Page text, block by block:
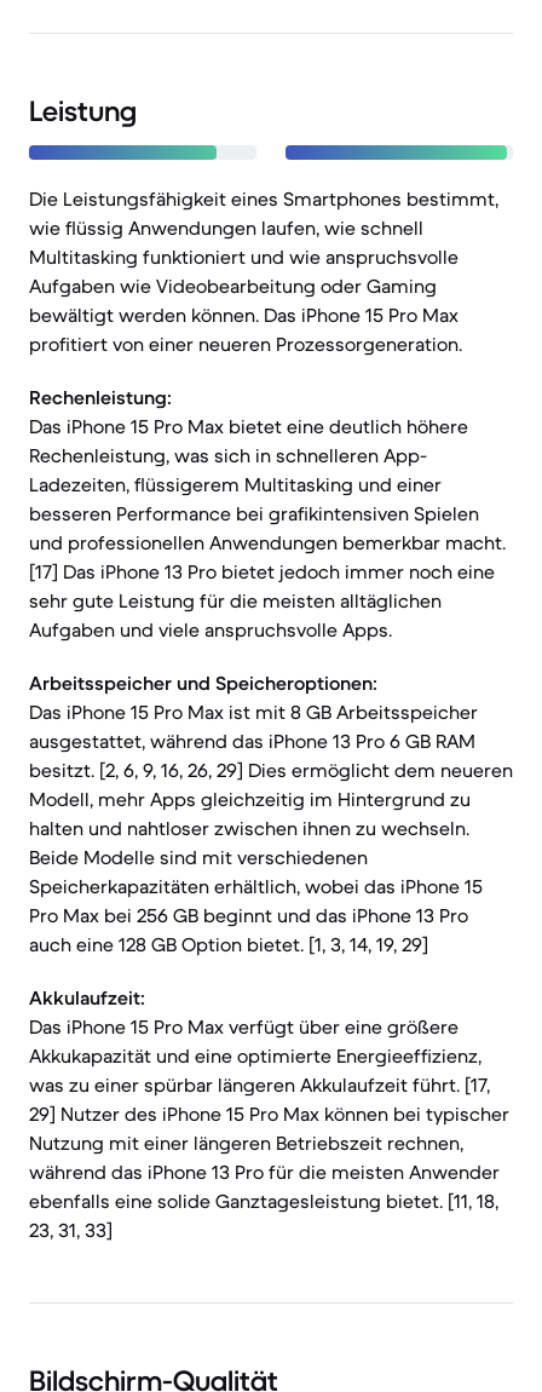
Leistung
Die Leistungsfähigkeit eines Smartphones bestimmt,
wie flüssig Anwendungen laufen, wie schnell
Multitasking funktioniert und wie anspruchsvolle
Aufgaben wie Videobearbeitung oder Gaming
bewältigt werden können. Das iPhone 15 Pro Max
profitiert von einer neueren Prozessorgeneration.
Rechenleistung:
Das iPhone 15 Pro Max bietet eine deutlich höhere
Rechenleistung, was sich in schnelleren App-
Ladezeiten, flüssigerem Multitasking und einer
besseren Performance bei grafikintensiven Spielen
und professionellen Anwendungen bemerkbar macht.
[17] Das iPhone 13 Pro bietet jedoch immer noch eine
sehr gute Leistung für die meisten alltäglichen
Aufgaben und viele anspruchsvolle Apps.
Arbeitsspeicher und Speicheroptionen:
Das iPhone 15 Pro Max ist mit 8 GB Arbeitsspeicher
ausgestattet, während das iPhone 13 Pro 6 GB RAM
besitzt. [2, 6, 9, 16, 26, 29] Dies ermöglicht dem neueren
Modell, mehr Apps gleichzeitig im Hintergrund zu
halten und nahtloser zwischen ihnen zu wechseln.
Beide Modelle sind mit verschiedenen
Speicherkapazitäten erhältlich, wobei das iPhone 15
Pro Max bei 256 GB beginnt und das iPhone 13 Pro
auch eine 128 GB Option bietet. [1, 3, 14, 19, 29]
Akkulaufzeit:
Das iPhone 15 Pro Max verfügt über eine größere
Akkukapazität und eine optimierte Energieeffizienz,
was zu einer spürbar längeren Akkulaufzeit führt. [17,
29] Nutzer des iPhone 15 Pro Max können bei typischer
Nutzung mit einer längeren Betriebszeit rechnen,
während das iPhone 13 Pro für die meisten Anwender
ebenfalls eine solide Ganztagesleistung bietet. [11, 18,
23, 31, 33]
Bildschirm-Qualität